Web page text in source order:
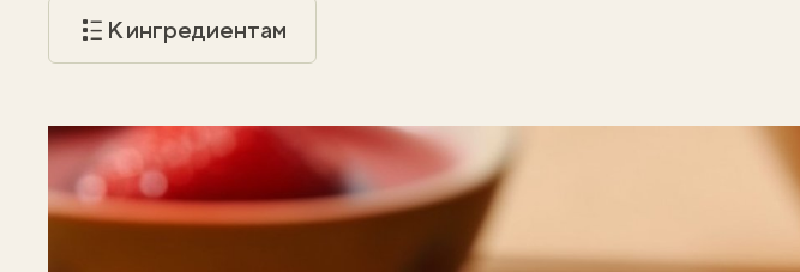
К ингредиентам